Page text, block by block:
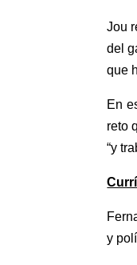
Jou
del
que
En
reto
“y
y